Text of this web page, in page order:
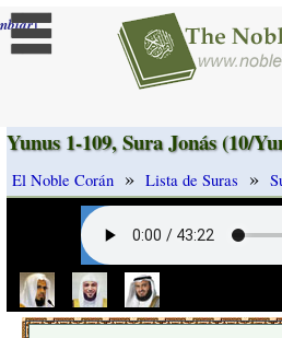
]
Yunus 1-109, Sura Jonás (10/
El Noble Corán » Lista de Suras »